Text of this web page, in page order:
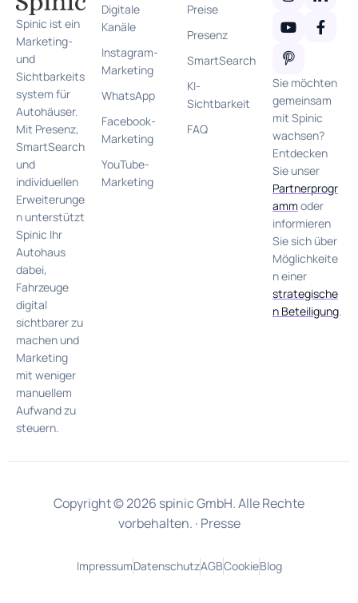
Spinic ist ein
Marketing-
und
Sichtbarkeits
system für
Autohäuser.
Mit Presenz,
SmartSearch
und
individuellen
Erweiterunge
n unterstützt
Spinic Ihr
Autohaus
dabei,
Fahrzeuge
digital
sichtbarer zu
machen und
Marketing
mit weniger
manuellem
Aufwand zu
steuern.
Digitale
Kanäle
Instagram-
Marketing
WhatsApp
Facebook-
Marketing
YouTube-
Marketing
Preise
Presenz
SmartSearch
KI-
Sichtbarkeit
FAQ
Sie möchten
gemeinsam
mit Spinic
wachsen?
Entdecken
Sie unser
Partnerprogr
amm oder
informieren
Sie sich über
Möglichkeite
n einer
strategische
n Beteiligung.
Copyright © 2026 spinic GmbH. Alle Rechte
vorbehalten. · Presse
ImpressumDatenschutzAGBCookieBlog